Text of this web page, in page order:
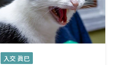
入交 眞巳